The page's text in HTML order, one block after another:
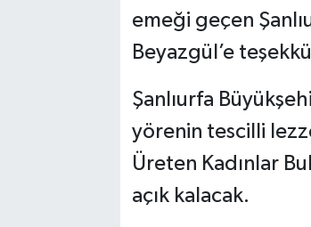
emeği geçen
Beyazgül’e
Şanlıurfa
yörenin tescilli
Üreten Kadınlar
açık kalacak.